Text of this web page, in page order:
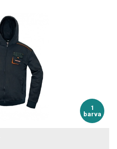
1
barva